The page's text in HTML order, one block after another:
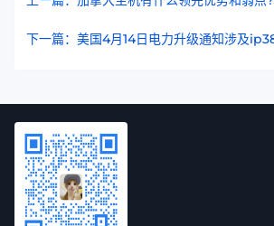
下一篇：美国4月14日电力升级通知涉及